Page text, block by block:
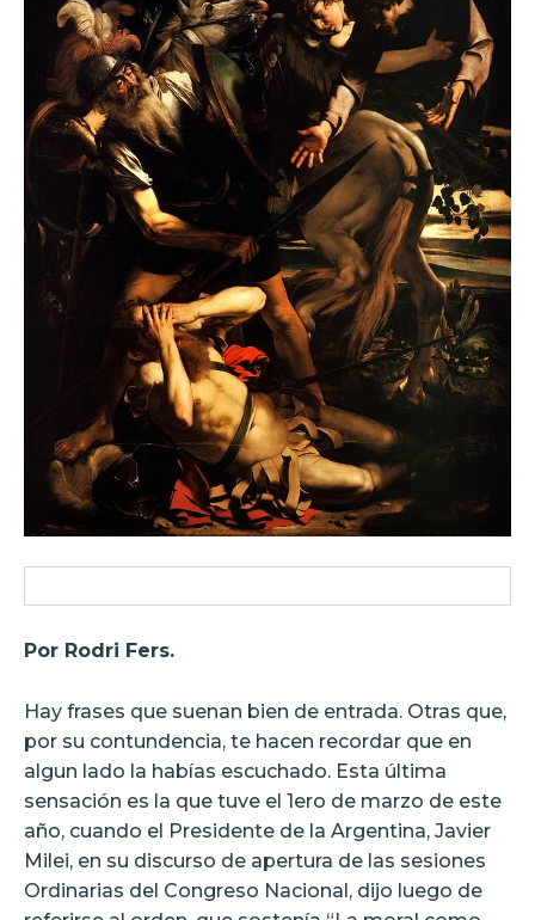
Por Rodri Fers.
Hay frases que suenan bien de entrada. Otras que,
por su contundencia, te hacen recordar que en
algun lado la habías escuchado. Esta última
sensación es la que tuve el 1ero de marzo de este
año, cuando el Presidente de la Argentina, Javier
Milei, en su discurso de apertura de las sesiones
Ordinarias del Congreso Nacional, dijo luego de